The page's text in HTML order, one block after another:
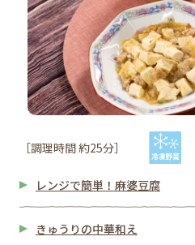
［調理時間 約25分］
レンジで簡単！麻婆豆腐
きゅうりの中華和え